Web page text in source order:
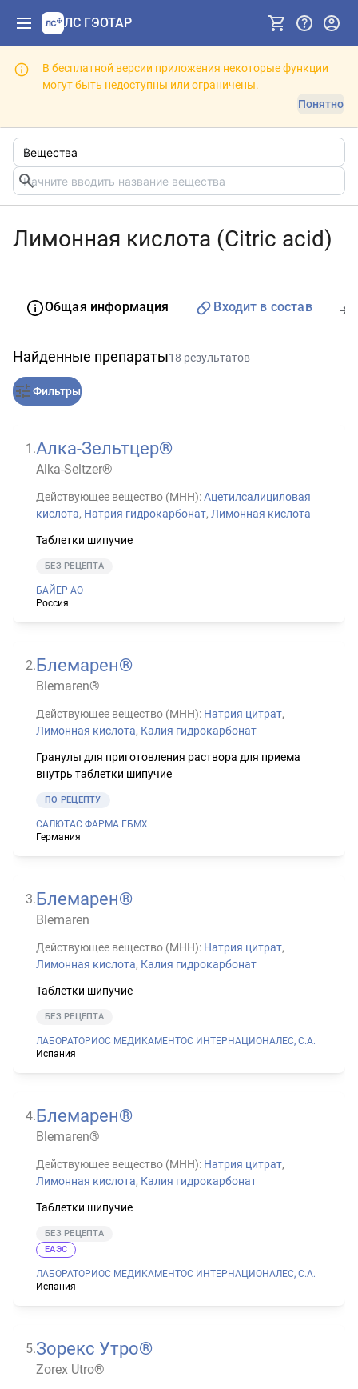
ЛС ГЭОТАР
В бесплатной версии приложения некоторые функции
могут быть недоступны или ограничены.
Понятно
Лимонная кислота (Citric acid)
Общая информация Входит в состав
Найденные препараты18 результатов
Фильтры
1 .Алка-Зельтцер®
Alka-Seltzer®
Действующее вещество (МНН):Ацетилсалициловая
кислота, Натрия гидрокарбонат, Лимонная кислота
Таблетки шипучие
БЕЗ РЕЦЕПТА
БАЙЕР АО
Россия
2.Блемарен®
Blemaren®
Действующее вещество (МНН): Натрия цитрат,
Лимонная кислота, Калия гидрокарбонат
Гранулы для приготовления раствора для приема
внутрь таблетки шипучие
ПО РЕЦЕПТУ
САЛЮТАС ФАРМА ГБМХ
Германия
3.Блемарен®
Blemaren
Действующее вещество (МНН): Натрия цитрат,
Лимонная кислота, Калия гидрокарбонат
Таблетки шипучие
БЕЗ РЕЦЕПТА
ЛАБОРАТОРИОС МЕДИКАМЕНТОС ИНТЕРНАЦИОНАЛЕС, С.А.
Испания
4.Блемарен®
Blemaren®
Действующее вещество (МНН): Натрия цитрат,
Лимонная кислота, Калия гидрокарбонат
Таблетки шипучие
БЕЗ РЕЦЕПТА
ЛАБОРАТОРИОС МЕДИКАМЕНТОС ИНТЕРНАЦИОНАЛЕС, С.А.
Испания
ЕАЭС
5.Зорекс Утро®
Zorex Utro®